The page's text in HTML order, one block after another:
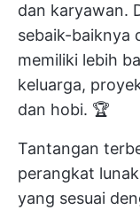
dan karyawan.
sebaik-baiknya
memiliki lebih
keluarga,
dan hobi. 🏆
Tantangan
perangkat
yang sesuai